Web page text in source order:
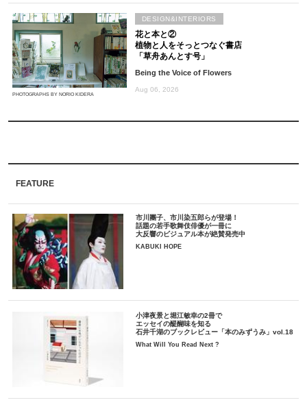
PHOTOGRAPHS BY NORIO KIDERA
花と本と②
植物と人をそっとつなぐ書店
「草舟あんとす号」
Being the Voice of Flowers
Aug 06, 2026
DESIGN&INTERIORS
FEATURE
市川團子、市川染五郎らが登場！
話題の若手歌舞伎俳優が一冊に
大反響のビジュアル本が絶賛発売中
KABUKI HOPE
小津夜景と堀江敏幸の2冊で
エッセイの醍醐味を知る
石井千湖のブックレビュー「本のみずうみ」vol.18
What Will You Read Next ?